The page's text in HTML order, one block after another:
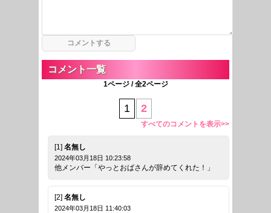
コメント一覧
1ページ / 全2ページ
1 2
すべてのコメントを表示>>
[1] 名無し
2024年03月18日 10:23:58
他メンバー「やっとおばさんが辞めてくれた！」
[2] 名無し
2024年03月18日 11:40:03